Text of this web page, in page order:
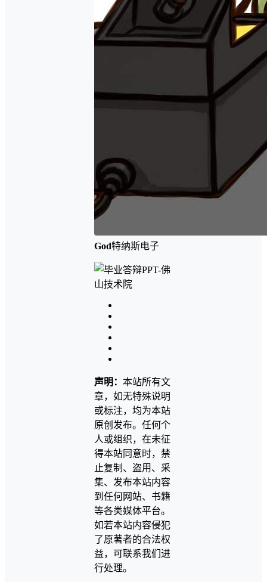
God特纳斯电子
声明： 本站所有文
章，如无特殊说明
或标注，均为本站
原创发布。任何个
人或组织，在未征
得本站同意时，禁
止复制、盗用、采
集、发布本站内容
到任何网站、书籍
等各类媒体平台。
如若本站内容侵犯
了原著者的合法权
益，可联系我们进
行处理。